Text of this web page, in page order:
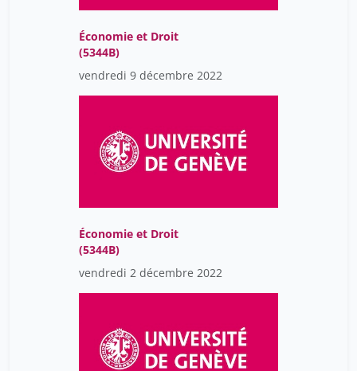
Économie et Droit
(5344B)
vendredi 9 décembre 2022
Économie et Droit
(5344B)
vendredi 2 décembre 2022